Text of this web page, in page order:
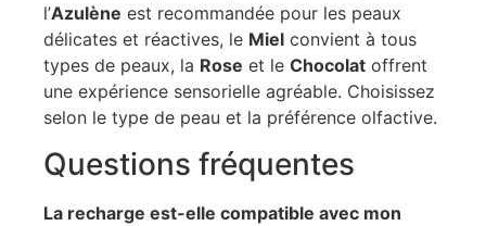
l’Azulène est recommandée pour les peaux
délicates et réactives, le Miel convient à tous
types de peaux, la Rose et le Chocolat offrent
une expérience sensorielle agréable. Choisissez
selon le type de peau et la préférence olfactive.
Questions fréquentes
La recharge est-elle compatible avec mon